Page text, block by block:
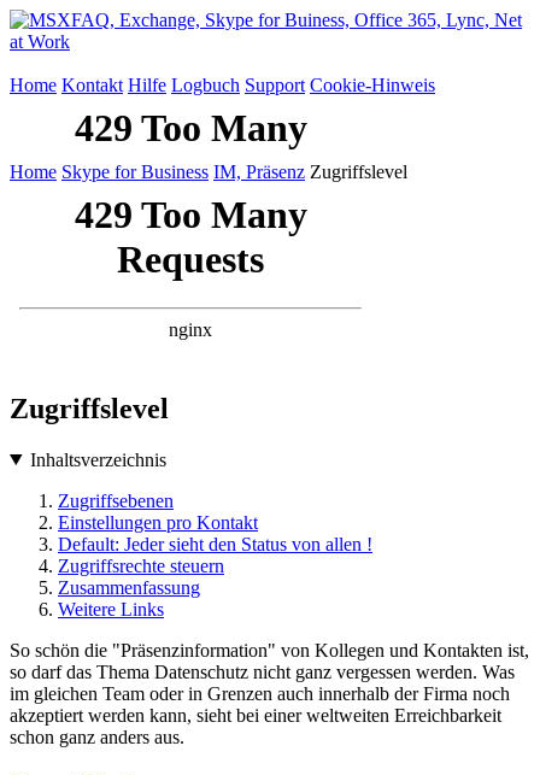
Home Kontakt Hilfe Logbuch Support Cookie-Hinweis
Home Skype for Business IM, Präsenz Zugriffslevel
Zugriffslevel
Inhaltsverzeichnis
Zugriffsebenen
Einstellungen pro Kontakt
Default: Jeder sieht den Status von allen !
Zugriffsrechte steuern
Zusammenfassung
Weitere Links
So schön die "Präsenzinformation" von Kollegen und Kontakten ist,
so darf das Thema Datenschutz nicht ganz vergessen werden. Was
im gleichen Team oder in Grenzen auch innerhalb der Firma noch
akzeptiert werden kann, sieht bei einer weltweiten Erreichbarkeit
schon ganz anders aus.